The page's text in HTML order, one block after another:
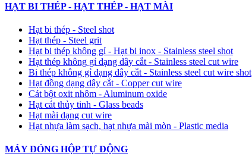
HẠT BI THÉP - HẠT THÉP - HẠT MÀI
Hạt bi thép - Steel shot
Hạt thép - Steel grit
Hạt bi thép không gỉ - Hạt bi inox - Stainless steel shot
Hạt thép không gỉ dạng dây cắt - Stainless steel cut wire
Bi thép không gỉ dạng dây cắt - Stainless steel cut wire shot
Hạt đồng dạng dây cắt - Copper cut wire
Cát bột oxit nhôm - Aluminum oxide
Hạt cát thủy tinh - Glass beads
Hạt mài dạng cut wire
Hạt nhựa làm sạch, hạt nhựa mài mòn - Plastic media
MÁY ĐÓNG HỘP TỰ ĐỘNG